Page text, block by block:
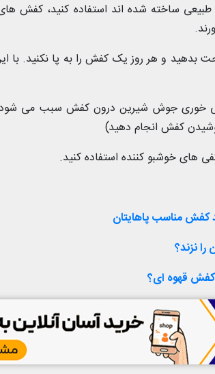
ساخته شده اند استفاده کنید، کفش
بدهید و هر روز یک کفش را به پا نکنید. با
خوری جوش شیرین درون کفش سبب می شود
کفش انجام دهید)
نزند؟
قهوه ای؟